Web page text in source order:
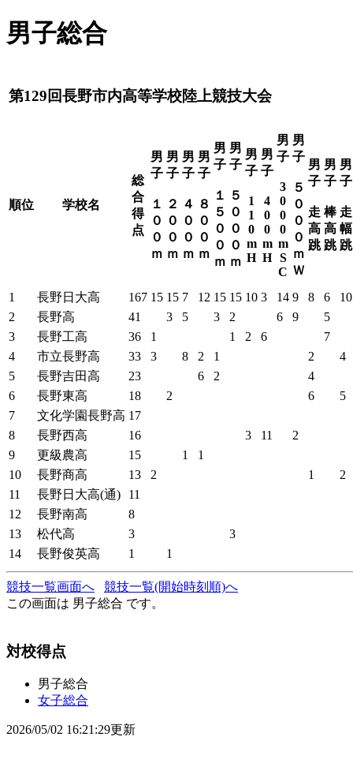
男子総合
第129回長野市内高等学校陸上競技大会
順位 学校名
総
合
得
点
男
子
１
０
０
ｍ
男
子
２
０
０
ｍ
男
子
４
０
０
ｍ
男
子
８
０
０
ｍ
男
子
１
５
０
０
ｍ
男
子
５
０
０
０
ｍ
男
子
1
1
0
m
H
男
子
4
0
0
m
H
男
子
3
0
0
0
m
S
C
男
子
５
０
０
０
ｍ
Ｗ
男
子
走
高
跳
男
子
棒
高
跳
男
子
走
幅
跳
1 長野日大高 167 15 15 7 12 15 15 10 3 14 9 8 6
10
2
長野高 41 3 5 3 2 6 9
5
3
長野工高 36 1 1 2 6
7
4
市立長野高 33 3 8 2 1 2
4
5
長野吉田高 23 6 2
4
6
長野東高 18 2 6
5
7
文化学園長野高 17
8
長野西高 16 3 11
2
9
更級農高 15 1
1
10
長野商高 13 2 1
2
11
長野日大高(通)
11
12
長野南高
8
13
松代高 3
3
14
長野俊英高 1 1
競技一覧画面へ
競技一覧(開始時刻順)へ
この画面は 男子総合 です。
対校得点
男子総合
女子総合
2026/05/02 16:21:29更新